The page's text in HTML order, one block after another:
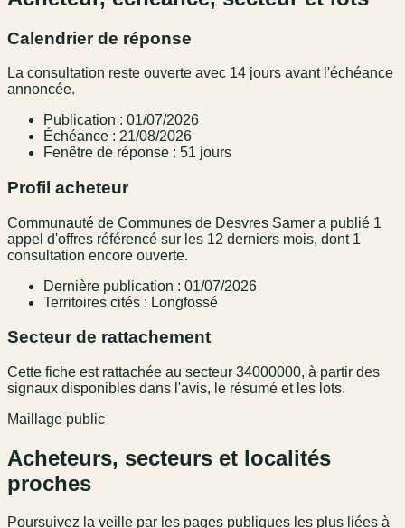
Calendrier de réponse
La consultation reste ouverte avec 14 jours avant l'échéance
annoncée.
Publication : 01/07/2026
Échéance : 21/08/2026
Fenêtre de réponse : 51 jours
Profil acheteur
Communauté de Communes de Desvres Samer a publié 1
appel d'offres référencé sur les 12 derniers mois, dont 1
consultation encore ouverte.
Dernière publication : 01/07/2026
Territoires cités : Longfossé
Secteur de rattachement
Cette fiche est rattachée au secteur 34000000, à partir des
signaux disponibles dans l'avis, le résumé et les lots.
Maillage public
Acheteurs, secteurs et localités
proches
Poursuivez la veille par les pages publiques les plus liées à